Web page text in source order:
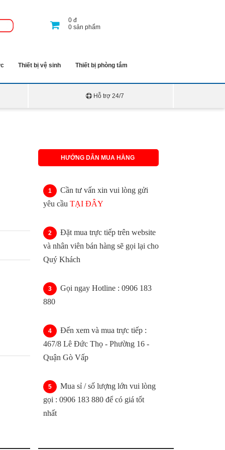
0đ
0sản phẩm
Thiết bị vệ sinh Thiết bị phòng tắm
Hỗ trợ 24/7
HƯỚNG DẪN MUA HÀNG
Cần tư vấn xin vui lòng gửi
yêu cầu TẠI ĐÂY
Đặt mua trực tiếp trên website
và nhân viên bán hàng sẽ gọi lại cho
Quý Khách
Gọi ngay Hotline : 0906 183
880
Đến xem và mua trực tiếp :
467/8 Lê Đức Thọ - Phường 16 -
Quận Gò Vấp
Mua sỉ / số lượng lớn vui lòng
gọi : 0906 183 880 để có giá tốt
nhất